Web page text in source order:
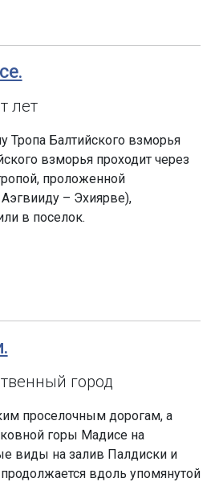
лет
Тропа Балтийского взморья
взморья проходит через
проложенной
– Эхиярве),
в поселок.
город
проселочным дорогам, а
горы Мадисе на
виды на залив Палдиски и
вдоль упомянутой